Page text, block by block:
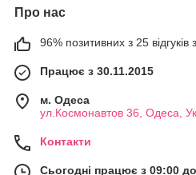
Про нас
96% позитивних з 25 відгуків
Працює з 30.11.2015
м. Одеса
ул.Космонавтов 36, Одеса,
Контакти
Сьогодні працює з 09:00